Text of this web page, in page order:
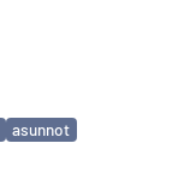
asunnot